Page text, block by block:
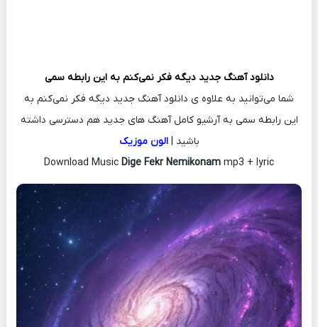
دانلود آهنگ جدید دیگه فکر نمی‌کنم به این رابطه سمی
شما می‌توانید به علاوه ی دانلود آهنگ جدید دیگه فکر نمی‌کنم به
این رابطه سمی به آرشیو کامل آهنگ های جدید هم دسترسی داشته
باشید |الون موزیک
Download Music Dige Fekr Nemikonam mp3 + lyric